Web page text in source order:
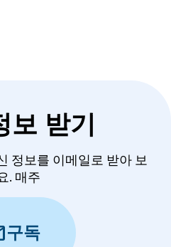
보 받기
정보를 이메일로 받아 보
. 매주
구독